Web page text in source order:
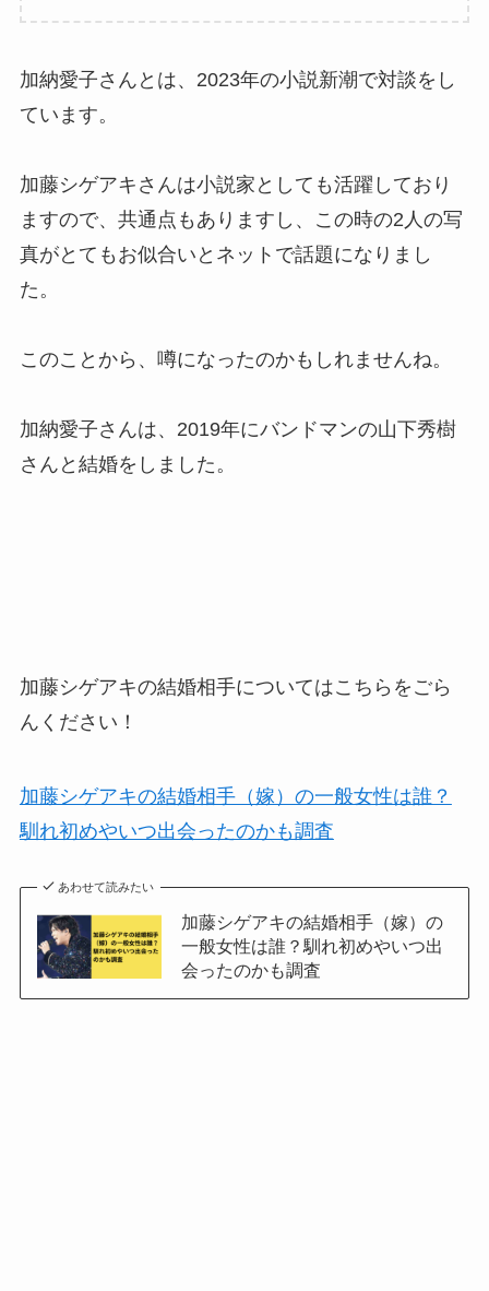
加納愛子さんとは、2023年の小説新潮で対談をし
ています。
加藤シゲアキさんは小説家としても活躍しており
ますので、共通点もありますし、この時の2人の写
真がとてもお似合いとネットで話題になりまし
た。
このことから、噂になったのかもしれませんね。
加納愛子さんは、2019年にバンドマンの山下秀樹
さんと結婚をしました。
加藤シゲアキの結婚相手についてはこちらをごら
んください！
加藤シゲアキの結婚相手（嫁）の一般女性は誰？
馴れ初めやいつ出会ったのかも調査
あわせて読みたい
加藤シゲアキの結婚相手（嫁）の
一般女性は誰？馴れ初めやいつ出
会ったのかも調査